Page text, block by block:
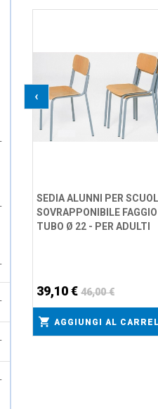
‹
SEDIA ALUNNI PER
SOVRAPPONIBILE FAGGIO
TUBO Ø 22 - PER ADULTI
39,10 € 46,00 €
AGGIUNGI AL